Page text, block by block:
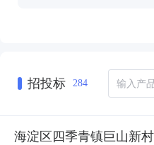
招投标 284
海淀区四季青镇巨山新